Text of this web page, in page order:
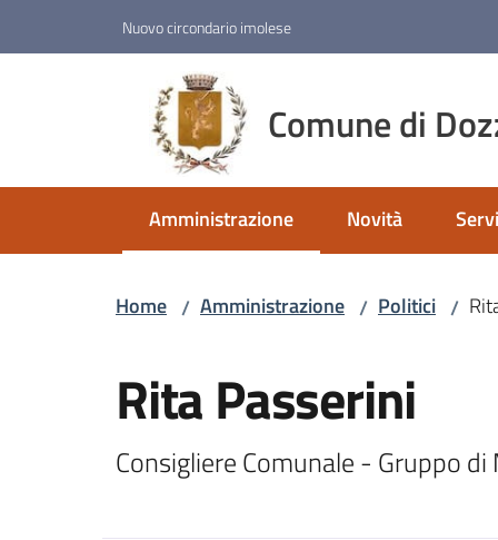
Nuovo circondario imolese
Comune di
Amministrazione
Menu selezionato Novità
Home / Amministrazione / Politici /
Rita Passerini
Consigliere Comunale - Gruppo